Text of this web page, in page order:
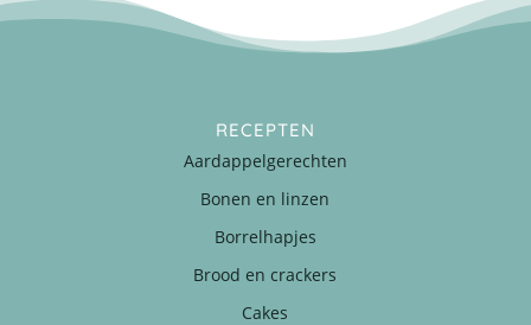
RECEPTEN
Aardappelgerechten
Bonen en linzen
Borrelhapjes
Brood en crackers
Cakes